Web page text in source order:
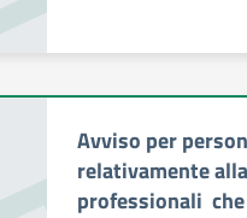
Avviso per
relativamente
professionali